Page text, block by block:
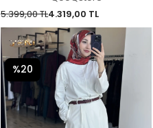
5.399,00 TL4.319,00 TL
%20